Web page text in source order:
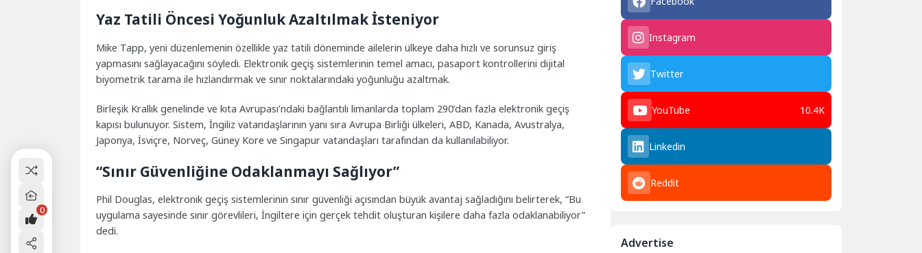
Yaz Tatili Öncesi Yoğunluk Azaltılmak İsteniyor
Mike Tapp, yeni düzenlemenin özellikle yaz tatili döneminde ailelerin ülkeye daha hızlı ve sorunsuz giriş
yapmasını sağlayacağını söyledi. Elektronik geçiş sistemlerinin temel amacı, pasaport kontrollerini dijital
biyometrik tarama ile hızlandırmak ve sınır noktalarındaki yoğunluğu azaltmak.
Birleşik Krallık genelinde ve kıta Avrupası’ndaki bağlantılı limanlarda toplam 290’dan fazla elektronik geçiş
kapısı bulunuyor. Sistem, İngiliz vatandaşlarının yanı sıra Avrupa Birliği ülkeleri, ABD, Kanada, Avustralya,
Japonya, İsviçre, Norveç, Güney Kore ve Singapur vatandaşları tarafından da kullanılabiliyor.
“Sınır Güvenliğine Odaklanmayı Sağlıyor”
Phil Douglas, elektronik geçiş sistemlerinin sınır güvenliği açısından büyük avantaj sağladığını belirterek, “Bu
uygulama sayesinde sınır görevlileri, İngiltere için gerçek tehdit oluşturan kişilere daha fazla odaklanabiliyor”
dedi.
Instagram
Twitter
YouTube 10.4K
Linkedin
Reddit
Advertise
0